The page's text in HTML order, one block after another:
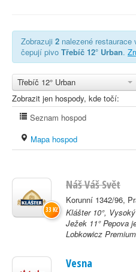
Zobrazuji 2 nalezené
čepují pivo Třebíč 12° Urban.
Třebíč 12° Urban
Zobrazit jen hospody, kde točí:
Seznam hospod
Mapa hospod
Náš Váš Svět
Korunní 1342/96,
Klášter 10°,
Ježek 11° Pepova
Lobkowicz
33 Kč
Vesna